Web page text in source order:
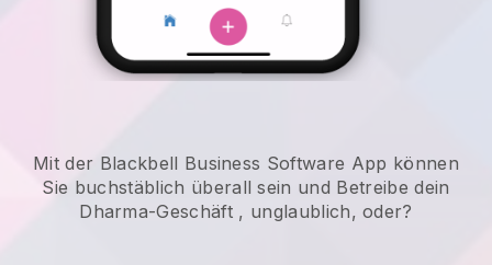
Mit der Blackbell Business Software App können
Sie buchstäblich überall sein und Betreibe dein
Dharma-Geschäft , unglaublich, oder?